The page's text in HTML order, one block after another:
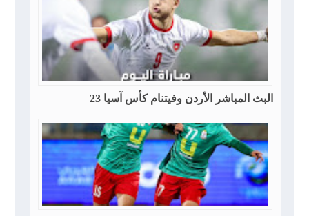
البث المباشر الأردن وفيتنام كأس آسيا 23